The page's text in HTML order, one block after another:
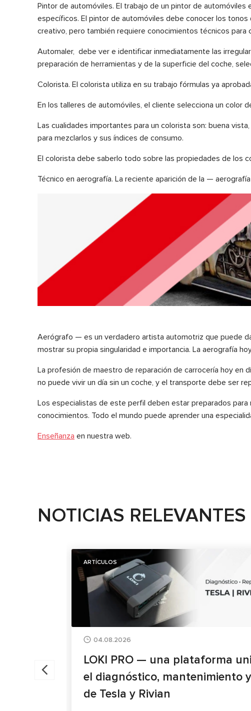
Pintor de automóviles. El trabajo de un pintor de
específicos. El pintor de automóviles debe conocer los
creativo, pero también requiere conocimientos técnicos para
Automaler, debe ver e identificar inmediatamente las
preparación de herramientas y de la superficie del coche,
Colorista. El colorista utiliza en su trabajo fórmulas ya
En los talleres de automóviles, el cliente selecciona un color
Las cualidades importantes para un colorista son: buena
para mezclarlos y sus índices de consumo.
El colorista debe saberlo todo sobre las propiedades de los
Técnico en aerografía. La reciente aparición de la —
Aerógrafo — es un verdadero artista automotriz que puede
mostrar su propia singularidad e importancia. La aerografía
La profesión de maestro de reparación de carrocería hoy en
no puede vivir un día sin un coche, y el transporte debe ser
Los especialistas de este perfil deben estar preparados
conocimientos. Todo el mundo puede aprender una
Enseñanza en nuestra web.
NOTICIAS RELEVANTES
ARTÍCULOS
04.08.2026
LOKI PRO — una plataforma
el diagnóstico, mantenimiento
de Tesla y Rivian